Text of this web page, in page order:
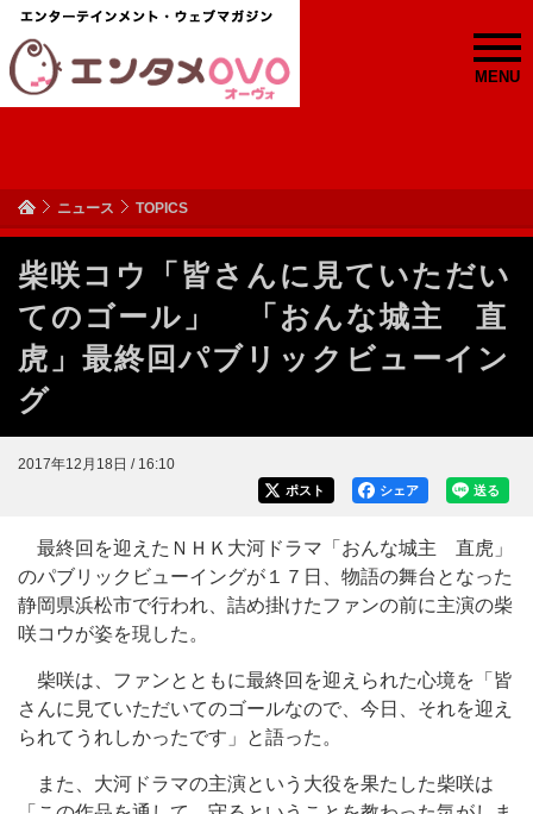
MENU
ニュース TOPICS
柴咲コウ「皆さんに見ていただい
てのゴール」 「おんな城主 直
虎」最終回パブリックビューイン
グ
2017年12月18日 / 16:10
送る
シェア
ポスト
最終回を迎えたＮＨＫ大河ドラマ「おんな城主 直虎」
のパブリックビューイングが１７日、物語の舞台となった
静岡県浜松市で行われ、詰め掛けたファンの前に主演の柴
咲コウが姿を現した。
柴咲は、ファンとともに最終回を迎えられた心境を「皆
さんに見ていただいてのゴールなので、今日、それを迎え
られてうれしかったです」と語った。
また、大河ドラマの主演という大役を果たした柴咲は